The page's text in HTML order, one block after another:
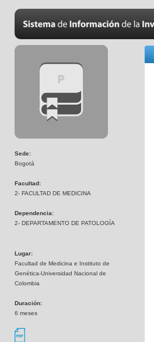
Sede:
Bogotá
Facultad:
2- FACULTAD DE MEDICINA
Dependencia:
2- DEPARTAMENTO DE PATOLOGÍA
Lugar:
Facultad de Medicina e Instituto de
Genética-Universidad Nacional de
Colombia
Duración:
6 meses